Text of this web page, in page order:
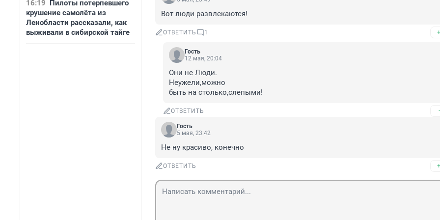
16:19 Пилоты потерпевшего
крушение самолёта из
Ленобласти рассказали, как
выживали в сибирской тайге
Вот люди развлекаются!
ОТВЕТИТЬ 1
Гость
12 мая, 20:04
Они не Люди.
Неужели,можно
быть на столько,слепыми!
ОТВЕТИТЬ
Гость
5 мая, 23:42
Не ну красиво, конечно
ОТВЕТИТЬ